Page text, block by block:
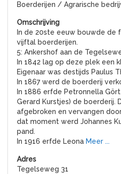
Boerderijen / Agrarische
In de 20ste eeuw bouwde de
vijftal boerderijen.
5: Ankershof aan de
In 1842 lag op deze plek een
Eigenaar was destijds Paulus
In 1867 werd de boerderij
In 1886 erfde Petronnella
Gerard Kurstjes) de boerderij.
afgebroken en vervangen
dat moment werd Johannes
pand.
In 1916 erfde Leona Meer ...
Tegelseweg 31